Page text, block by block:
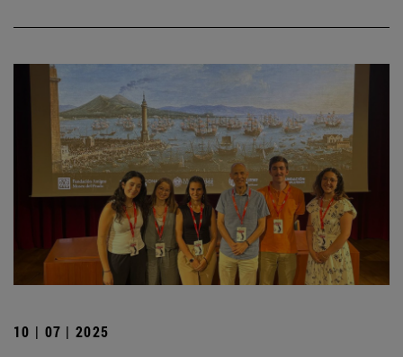
10 | 07 | 2025